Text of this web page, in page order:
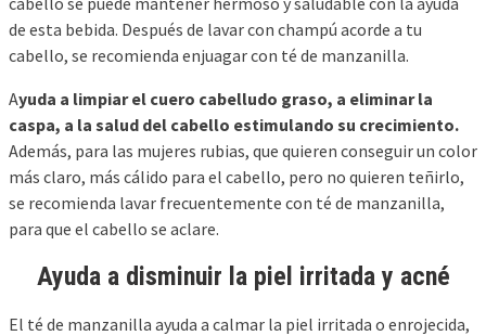
de esta bebida. Después de lavar con champú acorde a tu
cabello, se recomienda enjuagar con té de manzanilla.
Ayuda a limpiar el cuero cabelludo graso, a eliminar la
caspa, a la salud del cabello estimulando su crecimiento.
Además, para las mujeres rubias, que quieren conseguir un color
más claro, más cálido para el cabello, pero no quieren teñirlo,
se recomienda lavar frecuentemente con té de manzanilla,
para que el cabello se aclare.
Ayuda a disminuir la piel irritada y acné
El té de manzanilla ayuda a calmar la piel irritada o enrojecida,